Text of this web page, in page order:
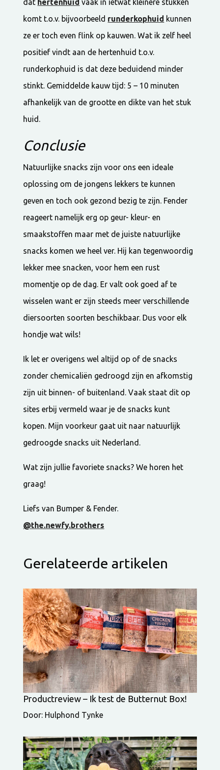
komt t.o.v. bijvoorbeeld runderkophuid kunnen
ze er toch even flink op kauwen. Wat ik zelf heel
positief vindt aan de hertenhuid t.o.v.
runderkophuid is dat deze beduidend minder
stinkt. Gemiddelde kauw tijd: 5 – 10 minuten
afhankelijk van de grootte en dikte van het stuk
huid.
Conclusie
Natuurlijke snacks zijn voor ons een ideale
oplossing om de jongens lekkers te kunnen
geven en toch ook gezond bezig te zijn. Fender
reageert namelijk erg op geur- kleur- en
smaakstoffen maar met de juiste natuurlijke
snacks komen we heel ver. Hij kan tegenwoordig
lekker mee snacken, voor hem een rust
momentje op de dag. Er valt ook goed af te
wisselen want er zijn steeds meer verschillende
diersoorten soorten beschikbaar. Dus voor elk
hondje wat wils!
Ik let er overigens wel altijd op of de snacks
zonder chemicaliën gedroogd zijn en afkomstig
zijn uit binnen- of buitenland. Vaak staat dit op
sites erbij vermeld waar je de snacks kunt
kopen. Mijn voorkeur gaat uit naar natuurlijk
gedroogde snacks uit Nederland.
Wat zijn jullie favoriete snacks? We horen het
graag!
Liefs van Bumper & Fender.
@the.newfy.brothers
Gerelateerde artikelen
Productreview – Ik test de Butternut Box!
Door: Hulphond Tynke